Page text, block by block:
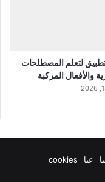
لتعلم المصطلحات
والأفعال المركبة
عنا cookies